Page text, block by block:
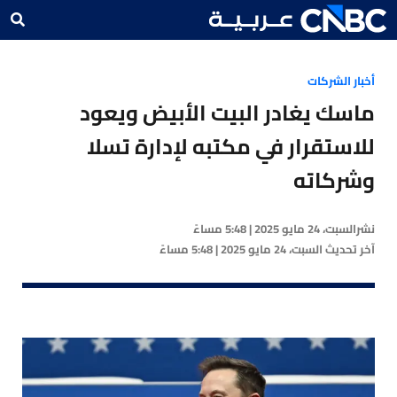
أخبار الشركات
ماسك يغادر البيت الأبيض ويعود
للاستقرار في مكتبه لإدارة تسلا
وشركاته
نشرالسبت، 24 مايو 2025 | 5:48 مساءً
آخر تحديثالسبت، 24 مايو 2025 | 5:48 مساءً